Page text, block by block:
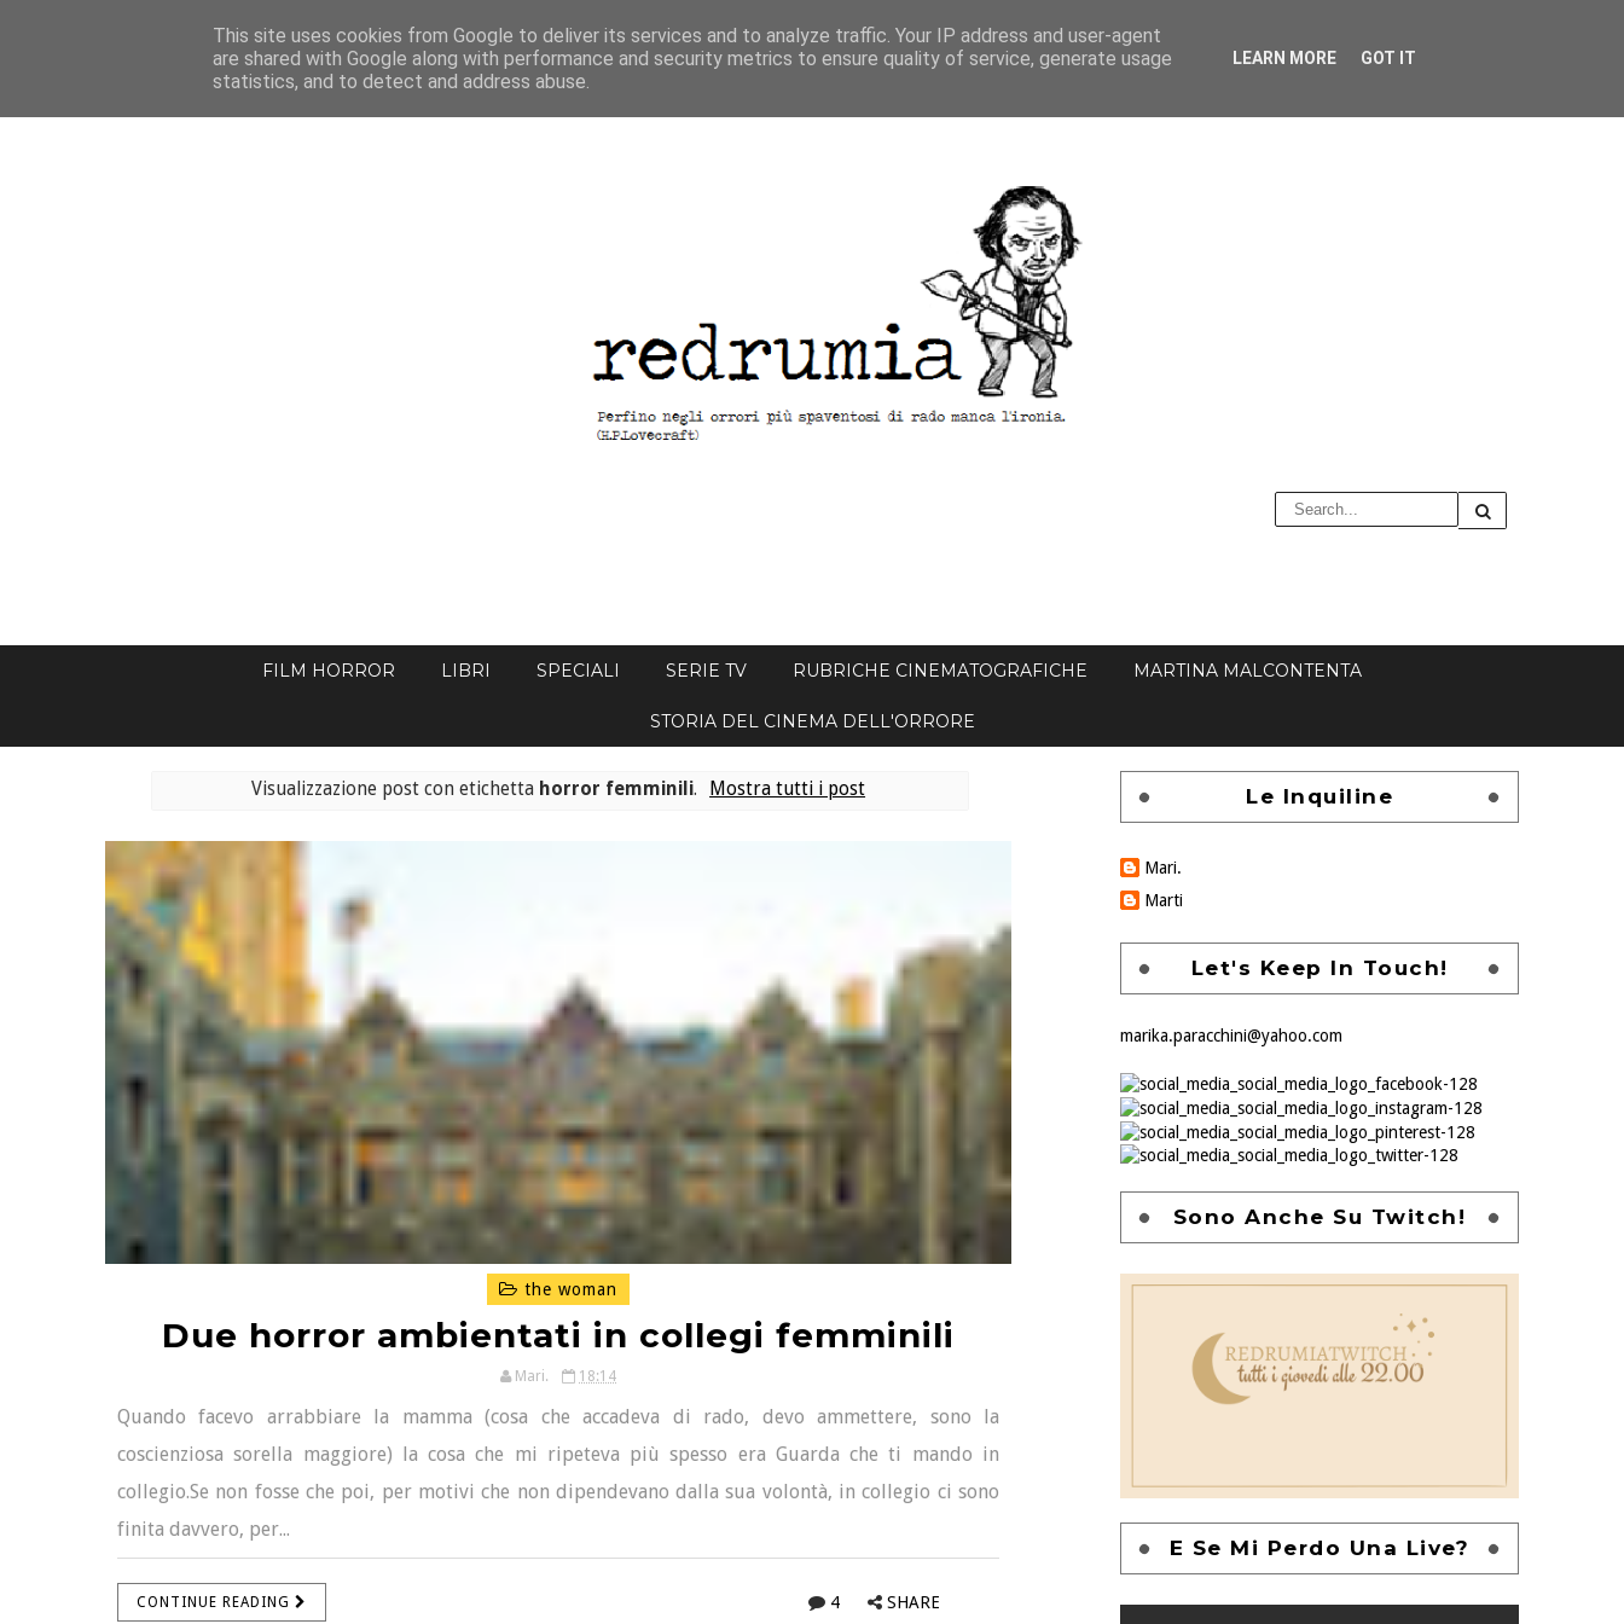
FILM HORROR LIBRI SPECIALI SERIE TV RUBRICHE CINEMATOGRAFICHE MARTINA MALCONTENTA
STORIA DEL CINEMA DELL'ORRORE
Visualizzazione post con etichetta horror femminili. Mostra tutti i post
the woman
Due horror ambientati in collegi femminili
Mari. 18:14
Quando facevo arrabbiare la mamma (cosa che accadeva di rado, devo ammettere, sono la
coscienziosa sorella maggiore) la cosa che mi ripeteva più spesso era Guarda che ti mando in
collegio.Se non fosse che poi, per motivi che non dipendevano dalla sua volontà, in collegio ci sono
finita davvero, per...
CONTINUE READING 4 SHARE
Le Inquiline
Mari.
Marti
Let's Keep In Touch!
marika.paracchini@yahoo.com
Sono Anche Su Twitch!
E Se Mi Perdo Una Live?
This site uses cookies from Google to deliver its services and to analyze traffic. Your IP address and user-agent
are shared with Google along with performance and security metrics to ensure quality of service, generate usage
statistics, and to detect and address abuse.
LEARN MORE GOT IT